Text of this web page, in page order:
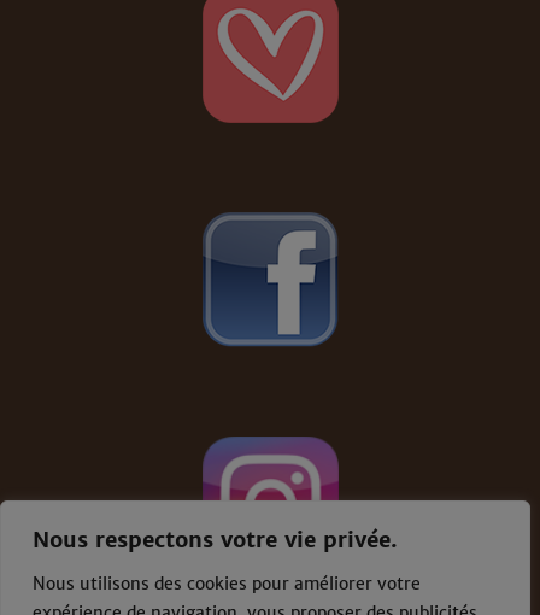
Nous respectons votre vie privée.
Nous utilisons des cookies pour améliorer votre